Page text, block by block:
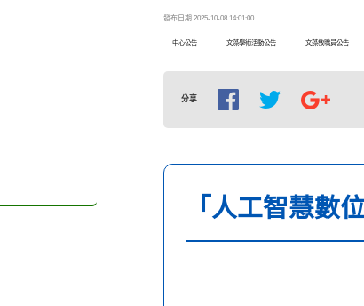
發布日期 2025-10-08 14:01:00
中心公告 文藻學術活動公告 文藻教職員公告
分享
「人工智慧數